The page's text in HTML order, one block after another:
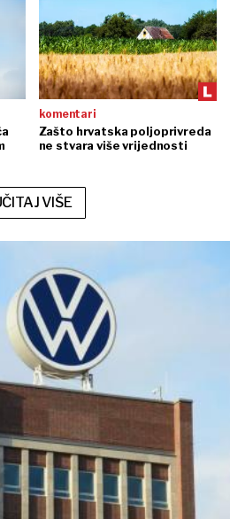
komentari
Zašto hrvatska poljoprivreda
ne stvara više vrijednosti
VIŠE